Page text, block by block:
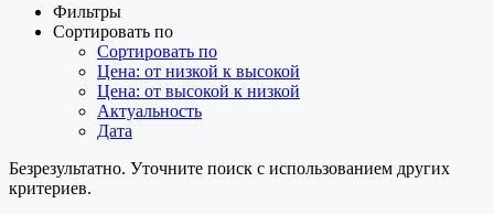
Фильтры
Сортировать по
Сортировать по
Цена: от низкой к высокой
Цена: от высокой к низкой
Актуальность
Дата
Безрезультатно. Уточните поиск с использованием других
критериев.